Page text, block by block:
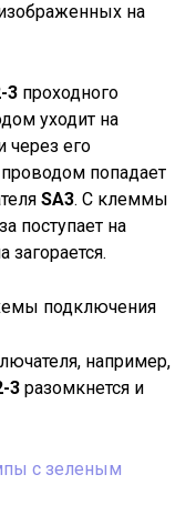
на
3 проходного
уходит на
через его
попадает
SA3. С клеммы
поступает на
загорается.
например,
3 разомкнется и
с зеленым